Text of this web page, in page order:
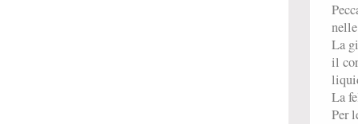
La
il
La
Per